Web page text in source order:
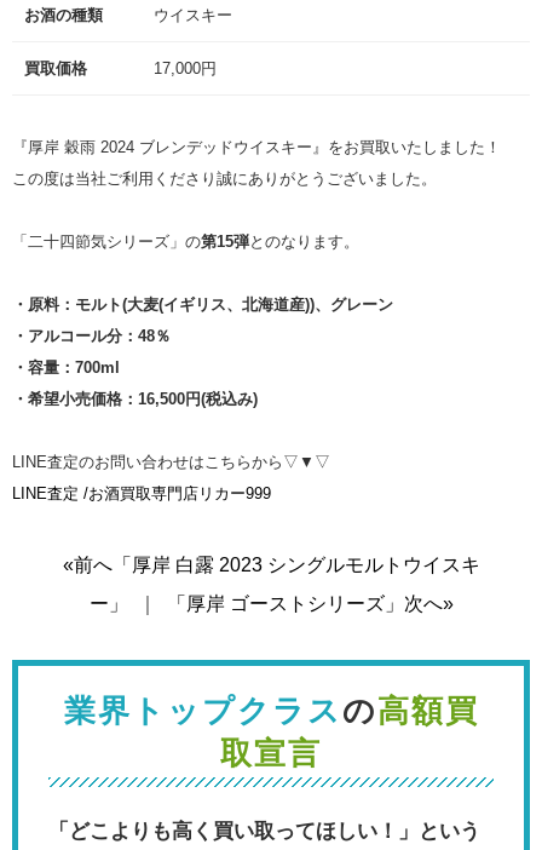
お酒の種類 ウイスキー
買取価格 17,000円
『厚岸 穀雨 2024 ブレンデッドウイスキー』をお買取いたしました！
この度は当社ご利用くださり誠にありがとうございました。
「二十四節気シリーズ」の第15弾とのなります。
・原料：モルト(大麦(イギリス、北海道産))、グレーン
・アルコール分：48％
・容量：700ml
・希望小売価格：16,500円(税込み)
LINE査定のお問い合わせはこちらから▽▼▽
LINE査定 /お酒買取専門店リカー999
«前へ「厚岸 白露 2023 シングルモルトウイスキ
ー」
「厚岸 ゴーストシリーズ」次へ»
業界トップクラス の高額買
取宣言
「どこよりも高く買い取ってほしい！」という